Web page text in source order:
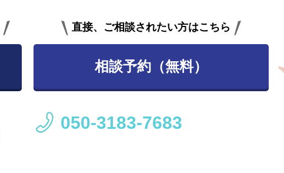
直接、ご相談されたい方はこちら
相談予約（無料）
050-3183-7683